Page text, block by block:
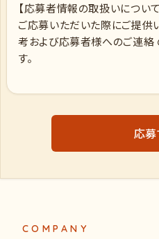
【応募者情報の取扱いについて
ご応募いただいた際にご提供
考および応募者様へのご連絡
す。
応募